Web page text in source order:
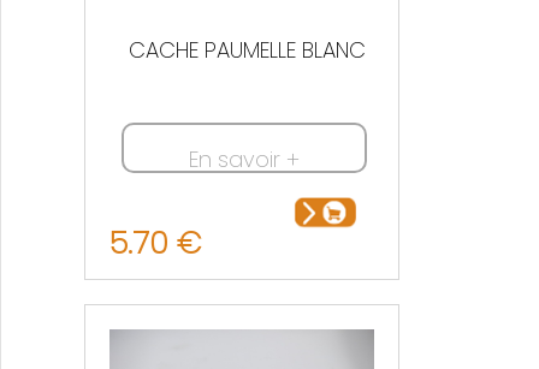
CACHE PAUMELLE BLANC
En savoir +
5.70 €